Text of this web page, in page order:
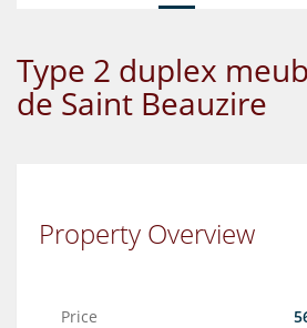
Type 2 duplex
de Saint Beauzire
Property Overview
Price